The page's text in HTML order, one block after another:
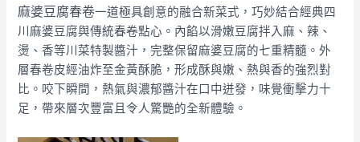
麻婆豆腐春卷一道極具創意的融合新菜式，巧妙結合經典四
川麻婆豆腐與傳統春卷點心。內餡以滑嫩豆腐拌入麻、辣、
燙、香等川菜特製醬汁，完整保留麻婆豆腐的七重精髓。外
層春卷皮經油炸至金黃酥脆，形成酥與嫩、熱與香的強烈對
比。咬下瞬間，熱氣與濃郁醬汁在口中迸發，味覺衝擊力十
足，帶來層次豐富且令人驚艷的全新體驗。